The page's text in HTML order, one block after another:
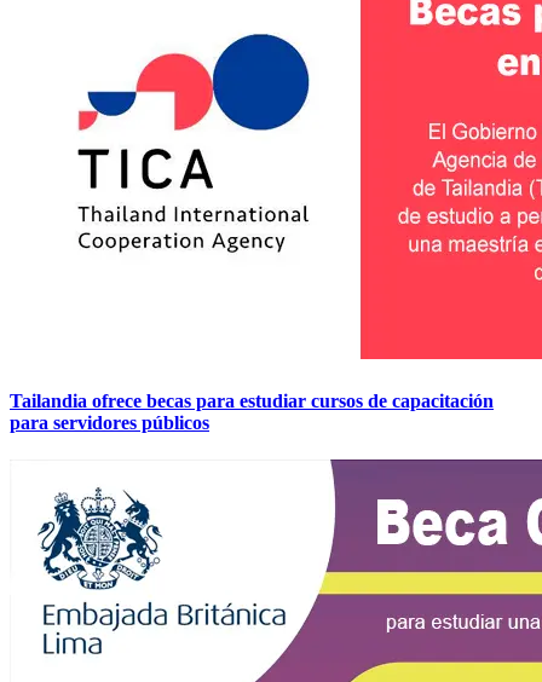
Tailandia ofrece becas para estudiar cursos de capacitación
para servidores públicos